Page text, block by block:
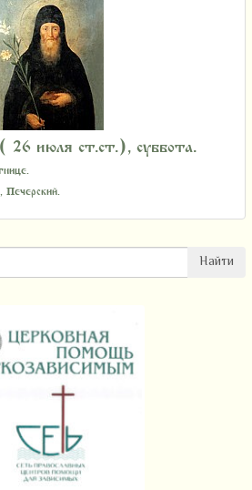
26 июля ст.ст.), суббота.
Печерский.
Найти